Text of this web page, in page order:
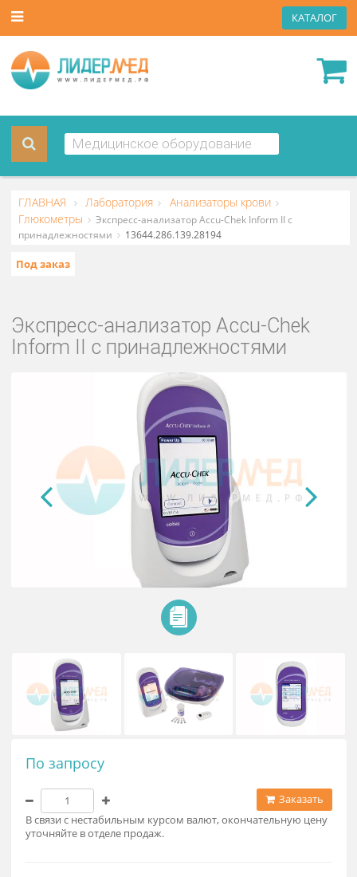
ГЛАВНАЯ Лаборатория
Анализаторы крови
Глюкометры
принадлежностями
Экспресс-анализатор Accu-Chek
Inform II с принадлежностями